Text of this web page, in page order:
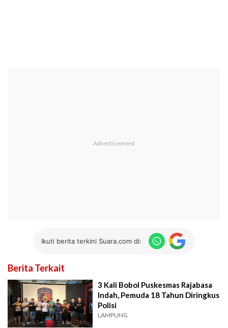
Ikuti berita terkini Suara.com di:
Berita Terkait
3 Kali Bobol Puskesmas Rajabasa
Indah, Pemuda 18 Tahun Diringkus
Polisi
LAMPUNG